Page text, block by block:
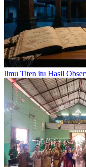
Ilmu Titen itu Hasil